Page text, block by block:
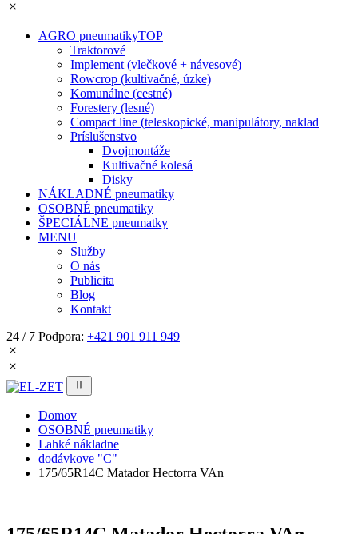
AGRO pneumatikyTOP
Traktorové
Implement (vlečkové + návesové)
Rowcrop (kultivačné, úzke)
Komunálne (cestné)
Forestery (lesné)
Compact line (teleskopické, manipulátory, naklad
Príslušenstvo
Dvojmontáže
Kultivačné kolesá
Disky
NÁKLADNÉ pneumatiky
OSOBNÉ pneumatiky
ŠPECIÁLNE pneumatky
MENU
Služby
O nás
Publicita
Blog
Kontakt
24 / 7 Podpora: +421 901 911 949
Domov
OSOBNÉ pneumatiky
Lahké nákladne
dodávkove "C"
175/65R14C Matador Hectorra VAn